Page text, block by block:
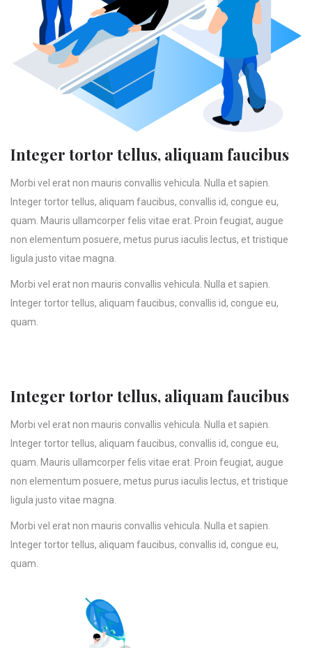
Integer tortor tellus, aliquam faucibus
Morbi vel erat non mauris convallis vehicula. Nulla et sapien.
Integer tortor tellus, aliquam faucibus, convallis id, congue eu,
quam. Mauris ullamcorper felis vitae erat. Proin feugiat, augue
non elementum posuere, metus purus iaculis lectus, et tristique
ligula justo vitae magna.
Morbi vel erat non mauris convallis vehicula. Nulla et sapien.
Integer tortor tellus, aliquam faucibus, convallis id, congue eu,
quam.
Integer tortor tellus, aliquam faucibus
Morbi vel erat non mauris convallis vehicula. Nulla et sapien.
Integer tortor tellus, aliquam faucibus, convallis id, congue eu,
quam. Mauris ullamcorper felis vitae erat. Proin feugiat, augue
non elementum posuere, metus purus iaculis lectus, et tristique
ligula justo vitae magna.
Morbi vel erat non mauris convallis vehicula. Nulla et sapien.
Integer tortor tellus, aliquam faucibus, convallis id, congue eu,
quam.